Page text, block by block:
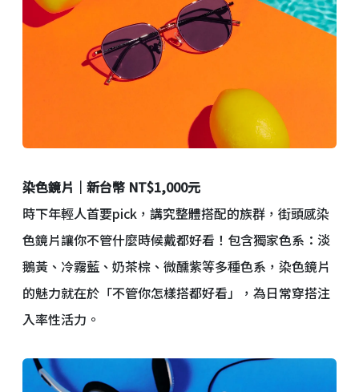
染色鏡片｜新台幣 NT$1,000元
時下年輕人首要pick，講究整體搭配的族群，街頭感染
色鏡片讓你不管什麼時候戴都好看！包含獨家色系：淡
鵝黃、冷霧藍、奶茶棕、微醺紫等多種色系，染色鏡片
的魅力就在於「不管你怎樣搭都好看」，為日常穿搭注
入率性活力。